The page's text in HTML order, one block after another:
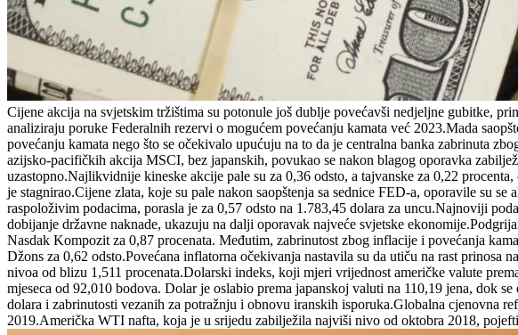
Cijene akcija na svjetskim tržištima su potonule još dublje povećavši nedjeljne gubitke,
analiziraju poruke Federalnih rezervi o mogućem povećanju kamata već 2023.Mada
povećanju kamata nego što se očekivalo upućuju na to da je centralna banka zabrinuta
azijsko-pacifičkih akcija MSCI, bez japanskih, povukao se nakon blagog oporavka
uzastopno.Najlikvidnije kineske akcije pale su za 0,36 odsto, a tajvanske za 0,22
je stagnirao.Cijene zlata, koje su pale nakon saopštenja sa sednice FED-a, oporavile su
raspoloživim podacima, porasla je za 0,57 odsto na 1.783,45 dolara za uncu.Najnoviji
dobijanje državne naknade, ukazuju na dalji oporavak najveće svjetske
Nasdak Kompozit za 0,87 procenata. Međutim, zabrinutost zbog inflacije i povećanja
Džons za 0,62 odsto.Povećana inflatorna očekivanja nastavila su da utiču na rast
nivoa od blizu 1,511 procenata.Dolarski indeks, koji mjeri vrijednost američke valute
mjeseca od 92,010 bodova. Dolar je oslabio prema japanskoj valuti na 110,19 jena, dok
dolara i zabrinutosti vezanih za potražnju i obnovu iranskih isporuka.Globalna cjenovna
2019.Američka WTI nafta, koja je u srijedu zabilježila najviši nivo od oktobra 2018,